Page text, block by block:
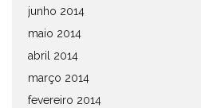
junho 2014
maio 2014
abril 2014
março 2014
fevereiro 2014